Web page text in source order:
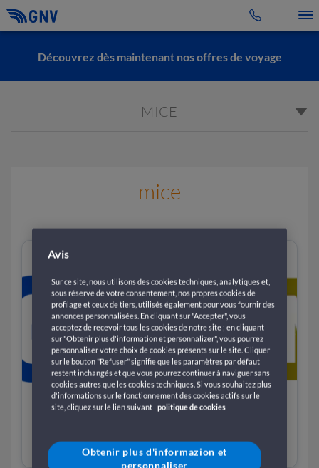
Découvrez dès maintenant nos offres de voyage
MICE
mice
et ferries
Avis
Sur ce site, nous utilisons des cookies techniques, analytiques et,
sous réserve de votre consentement, nos propres cookies de
profilage et ceux de tiers, utilisés également pour vous fournir des
annonces personnalisées. En cliquant sur "Accepter", vous
acceptez de recevoir tous les cookies de notre site ; en cliquant
sur "Obtenir plus d'information et personnalizer", vous pourrez
personnaliser votre choix de cookies présents sur le site. Cliquer
sur le bouton "Refuser" signifie que les paramètres par défaut
restent inchangés et que vous pourrez continuer à naviguer sans
cookies autres que les cookies techniques. Si vous souhaitez plus
d'informations sur le fonctionnement des cookies actifs sur le
site, cliquez sur le lien suivant politique de cookies
Obtenir plus d'informazion et
personnaliser